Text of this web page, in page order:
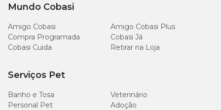
Mundo Cobasi
Amigo Cobasi
Amigo Cobasi Plus
Compra Programada
Cobasi Já
Cobasi Cuida
Retirar na Loja
Serviços Pet
Banho e Tosa
Veterinário
Personal Pet
Adoção